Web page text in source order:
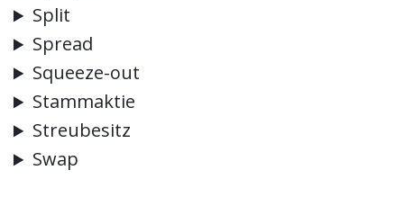
Split
Spread
Squeeze-out
Stammaktie
Streubesitz
Swap